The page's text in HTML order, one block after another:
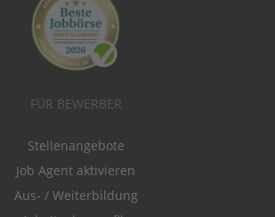
FÜR BEWERBER
Stellenangebote
Job Agent aktivieren
Aus- / Weiterbildung